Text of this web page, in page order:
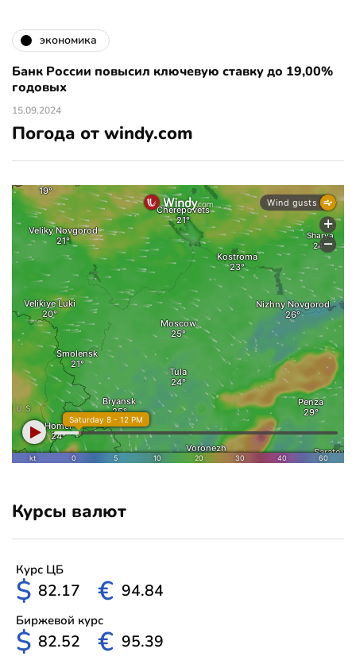
экономика
Банк России повысил ключевую ставку до 19,00%
годовых
15.09.2024
Погода от windy.com
Курсы валют
Курс ЦБ
$ 82.17 € 94.84
Биржевой курс
$ 82.52 € 95.39